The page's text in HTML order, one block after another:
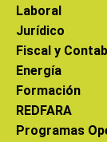
Laboral
Jurídico
Fiscal y
Energía
Formación
REDFARA
Programas